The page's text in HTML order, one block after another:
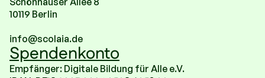
10119 Berlin
info@scolaia.de
Spendenkonto
Empfänger: Digitale Bildung für Alle e.V.